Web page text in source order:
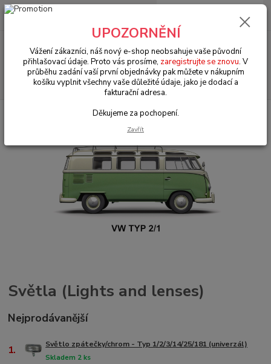
Menu
Hledat
+420 602 330 329
0 Kč
VW Bus Typ 2/1 (1950 » 67) Světla (Lights and lenses)
Světla (Lights and lenses)
Nejprodávanější
1. Světlo zpátečky/chrom - Typ 1/2/3/14/25/181 (univerzál)
Skladem 2 ks
UPOZORNĚNÍ
Vážení zákazníci, náš nový e-shop neobsahuje vaše původní
přihlašovací údaje. Proto vás prosíme, zaregistrujte se znovu. V
průběhu zadání vaší první objednávky pak můžete v nákupním
košíku vyplnit všechny vaše důležité údaje, jako je dodací a
fakturační adresa.
Děkujeme za pochopení.
Zavřít